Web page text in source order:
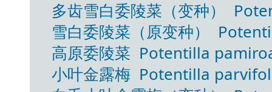
多齿雪白委陵菜（变种）
雪白委陵菜（原变种）
高原委陵菜 Potentilla
小叶金露梅 Potentilla